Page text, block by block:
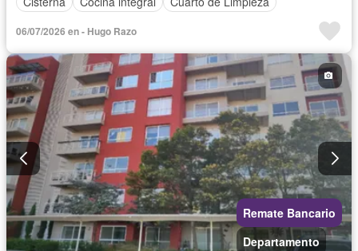
06/07/2026 en - Hugo Razo
Remate Bancario
Departamento